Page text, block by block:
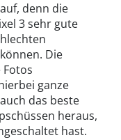
denn die
3 sehr gute
Die
ganze
das beste
heraus,
hast.